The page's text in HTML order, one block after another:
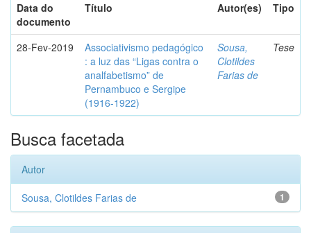
Data do
documento
Título Autor(es) Tipo
28-Fev-2019
Associativismo pedagógico
: a luz das “Ligas contra o
analfabetismo” de
Pernambuco e Sergipe
(1916-1922)
Sousa,
Clotildes
Farias de
Tese
Busca facetada
Autor
1
Sousa, Clotildes Farias de